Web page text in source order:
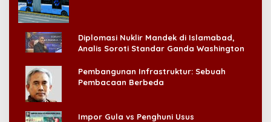
Diplomasi Nuklir Mandek di Islamabad,
Analis Soroti Standar Ganda Washington
Pembangunan Infrastruktur: Sebuah
Pembacaan Berbeda
Impor Gula vs Penghuni Usus